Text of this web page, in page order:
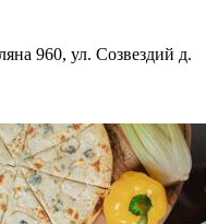
960, ул. Созвездий д.